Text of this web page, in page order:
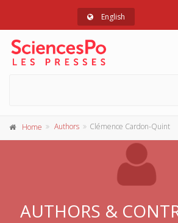
English
Home Authors Clémence Cardon-Quint
AUTHORS &